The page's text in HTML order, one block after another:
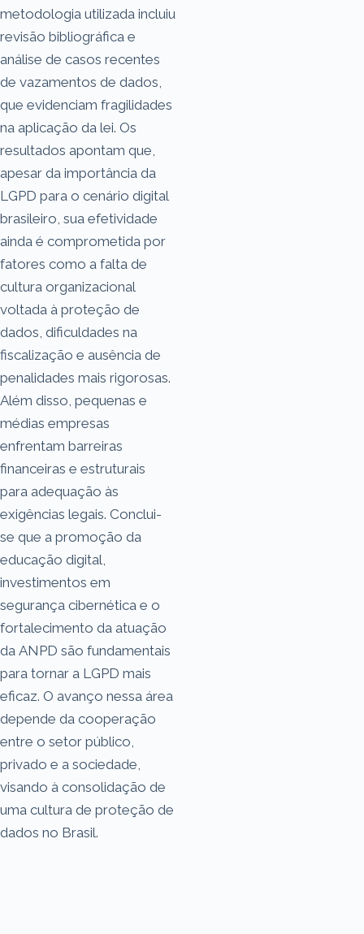
metodologia utilizada incluiu
revisão bibliográfica e
análise de casos recentes
de vazamentos de dados,
que evidenciam fragilidades
na aplicação da lei. Os
resultados apontam que,
apesar da importância da
LGPD para o cenário digital
brasileiro, sua efetividade
ainda é comprometida por
fatores como a falta de
cultura organizacional
voltada à proteção de
dados, dificuldades na
fiscalização e ausência de
penalidades mais rigorosas.
Além disso, pequenas e
médias empresas
enfrentam barreiras
financeiras e estruturais
para adequação às
exigências legais. Conclui-
se que a promoção da
educação digital,
investimentos em
segurança cibernética e o
fortalecimento da atuação
da ANPD são fundamentais
para tornar a LGPD mais
eficaz. O avanço nessa área
depende da cooperação
entre o setor público,
privado e a sociedade,
visando à consolidação de
uma cultura de proteção de
dados no Brasil.